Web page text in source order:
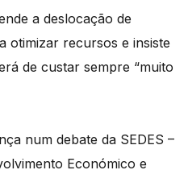
a deslocação de
otimizar recursos e insiste
de custar sempre “muito
num debate da SEDES –
Económico e